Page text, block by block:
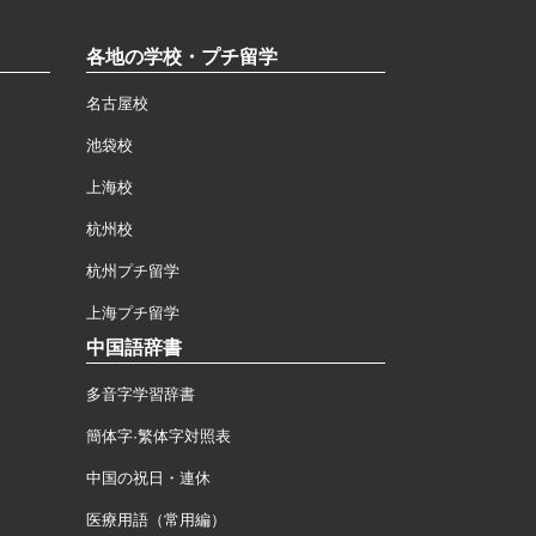
各地の学校・プチ留学
名古屋校
池袋校
上海校
杭州校
杭州プチ留学
上海プチ留学
中国語辞書
多音字学習辞書
簡体字·繁体字対照表
中国の祝日・連休
医療用語（常用編）